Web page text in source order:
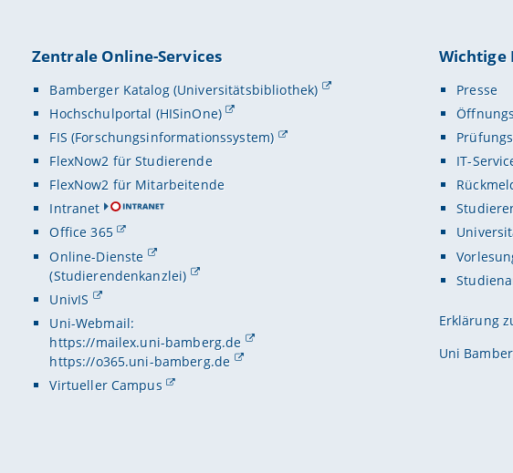
Zentrale Online-Services
Bamberger Katalog (Universitätsbibliothek)
Hochschulportal (HISinOne)
FIS (Forschungsinformationssystem)
FlexNow2 für Studierende
FlexNow2 für Mitarbeitende
Intranet
Office 365
Online-Dienste
(Studierendenkanzlei)
UnivIS
Uni-Webmail:
https://mailex.uni-bamberg.de
https://o365.uni-bamberg.de
Virtueller Campus
Wichtige
Presse
IT-
Erklärung
Uni